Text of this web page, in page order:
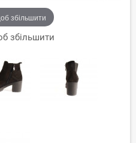
збільшити
збільшити